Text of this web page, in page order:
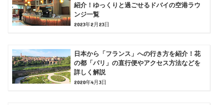
紹介！ゆっくりと過ごせるドバイの空港ラウ
ンジ一覧
2023年2月23日
日本から「フランス」への行き方を紹介！花
の都「パリ」の直行便やアクセス方法などを
詳しく解説
2020年4月3日